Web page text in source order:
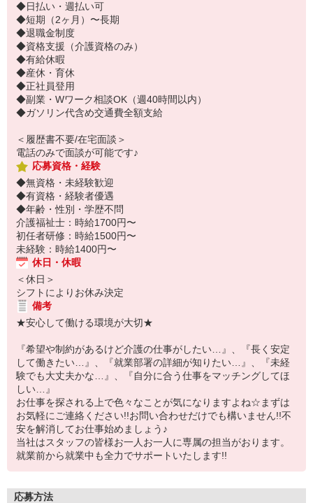
◆日払い・週払い可
◆短期（2ヶ月）〜長期
◆退職金制度
◆資格支援（介護資格のみ）
◆有給休暇
◆産休・育休
◆正社員登用
◆副業・Wワーク相談OK（週40時間以内）
◆ガソリン代含め交通費全額支給
＜履歴書不要/在宅面談＞
電話のみで面談が可能です♪
応募資格・経験
◆無資格・未経験歓迎
◆有資格・経験者優遇
◆年齢・性別・学歴不問
介護福祉士：時給1700円〜
初任者研修：時給1500円〜
未経験：時給1400円〜
休日・休暇
＜休日＞
シフトによりお休み決定
備考
★安心して働ける環境が大切★
『希望や制約があるけど介護の仕事がしたい…』、『長く安定
して働きたい…』、『就業部署の詳細が知りたい…』、『未経
験でも大丈夫かな…』、『自分に合う仕事をマッチングしてほ
しい…』
お仕事を探される上で色々なことが気になりますよね☆まずは
お気軽にご連絡ください!!お問い合わせだけでも構いません!!不
安を解消してお仕事始めましょう♪
当社はスタッフの皆様お一人お一人に専属の担当がおります。
就業前から就業中も全力でサポートいたします!!
応募方法